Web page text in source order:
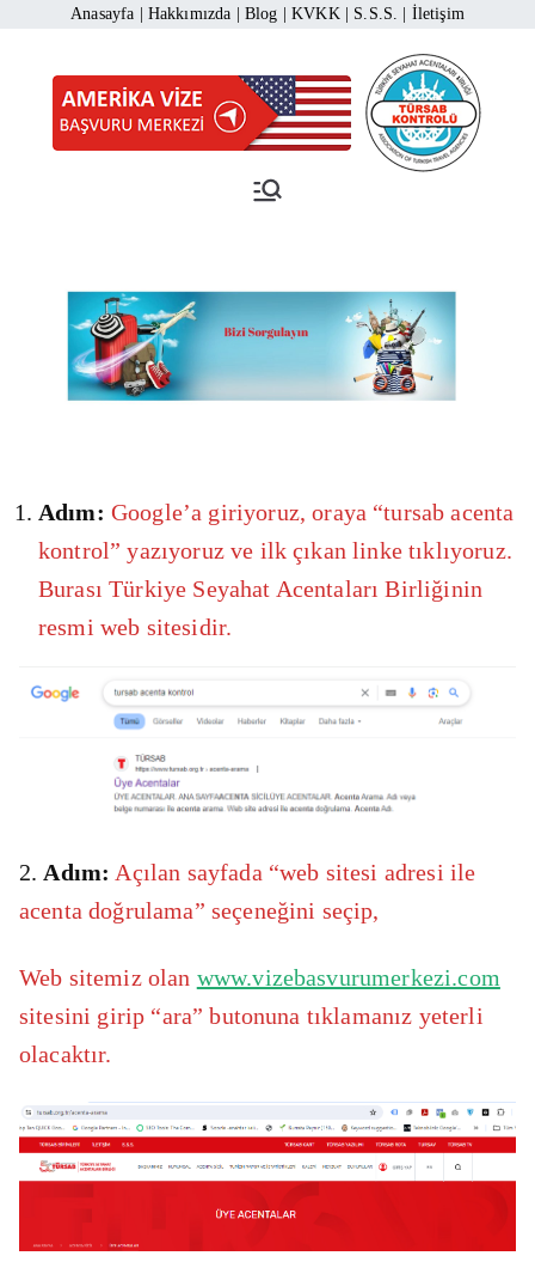
Anasayfa Hakkımızda Blog |KVKK| S.S.S. İletişim
Amerika Vizesi Başvurusu 444 1
Adım: Google’a giriyoruz, oraya “tursab acenta
kontrol” yazıyoruz ve ilk çıkan linke tıklıyoruz.
Burası Türkiye Seyahat Acentaları Birliğinin
resmi web sitesidir.
2. Adım: Açılan sayfada “web sitesi adresi ile
acenta doğrulama” seçeneğini seçip,
Web sitemiz olan www.vizebasvurumerkezi.com
sitesini girip “ara” butonuna tıklamanız yeterli
olacaktır.